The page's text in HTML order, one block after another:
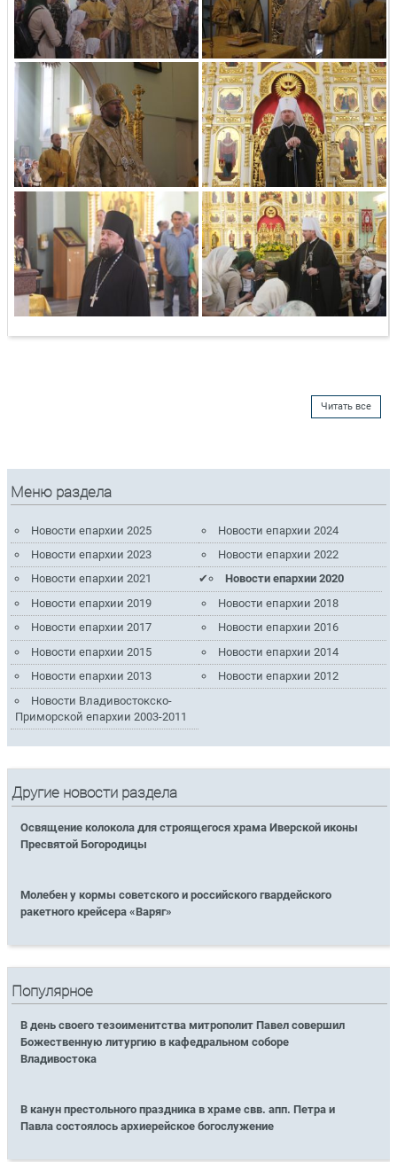
Читать все
Меню раздела
Новости епархии 2025
Новости епархии 2024
Новости епархии 2023
Новости епархии 2022
Новости епархии 2021
Новости епархии 2020
Новости епархии 2019
Новости епархии 2018
Новости епархии 2017
Новости епархии 2016
Новости епархии 2015
Новости епархии 2014
Новости епархии 2013
Новости епархии 2012
Новости Владивостокско-
Приморской епархии 2003-2011
Другие новости раздела
Освящение колокола для строящегося храма Иверской иконы
Пресвятой Богородицы
Молебен у кормы советского и российского гвардейского
ракетного крейсера «Варяг»
Популярное
В день своего тезоименитства митрополит Павел совершил
Божественную литургию в кафедральном соборе
Владивостока
В канун престольного праздника в храме свв. апп. Петра и
Павла состоялось архиерейское богослужение